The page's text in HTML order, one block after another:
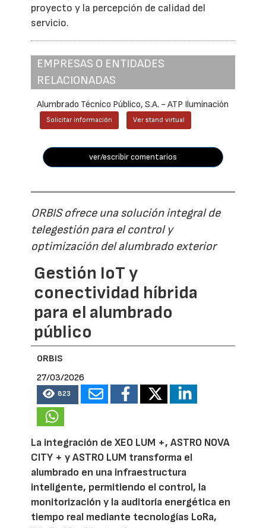
proyecto y la percepción de calidad del
servicio.
EMPRESAS O ENTIDADES
RELACIONADAS
Alumbrado Técnico Público, S.A. - ATP Iluminación
Solicitar información Ver stand virtual
ver/escribir comentarios
ORBIS ofrece una solución integral de
telegestión para el control y
optimización del alumbrado exterior
Gestión IoT y
conectividad híbrida
para el alumbrado
público
ORBIS
27/03/2026
823
La integración de XEO LUM +, ASTRO NOVA
CITY + y ASTRO LUM transforma el
alumbrado en una infraestructura
inteligente, permitiendo el control, la
monitorización y la auditoría energética en
tiempo real mediante tecnologías LoRa,